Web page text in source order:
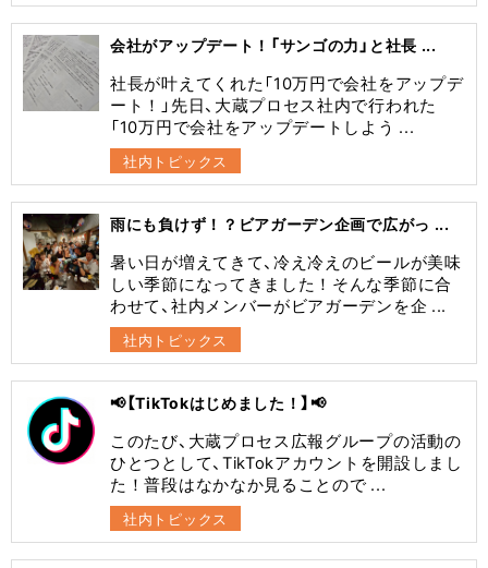
会社がアップデート！「サンゴの力」と社長 ...
社長が叶えてくれた「10万円で会社をアップデ
ート！」先日、大蔵プロセス社内で行われた
「10万円で会社をアップデートしよう ...
社内トピックス
雨にも負けず！？ビアガーデン企画で広がっ ...
暑い日が増えてきて、冷え冷えのビールが美味
しい季節になってきました！そんな季節に合
わせて、社内メンバーがビアガーデンを企 ...
社内トピックス
📢【TikTokはじめました！】📢
このたび、大蔵プロセス広報グループの活動の
ひとつとして、TikTokアカウントを開設しまし
た！普段はなかなか見ることので ...
社内トピックス